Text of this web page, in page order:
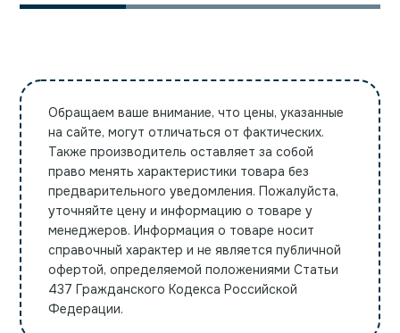
Обращаем ваше внимание, что цены, указанные
на сайте, могут отличаться от фактических.
Также производитель оставляет за собой
право менять характеристики товара без
предварительного уведомления. Пожалуйста,
уточняйте цену и информацию о товаре у
менеджеров. Информация о товаре носит
справочный характер и не является публичной
офертой, определяемой положениями Статьи
437 Гражданского Кодекса Российской
Федерации.